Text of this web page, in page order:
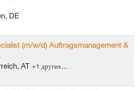
DE
(m/w/d) Auftragsmanagement &
AT +1 других…